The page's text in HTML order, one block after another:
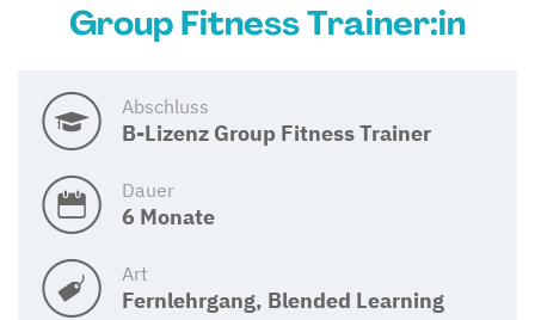
Group Fitness Trainer:in
Abschluss
B-Lizenz Group Fitness Trainer
Dauer
6 Monate
Art
Fernlehrgang, Blended Learning